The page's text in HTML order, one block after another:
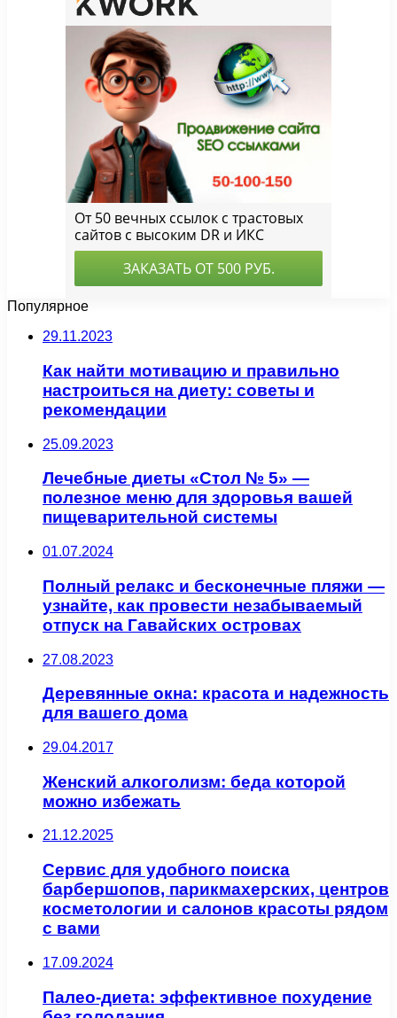
Популярное
29.11.2023
Как найти мотивацию и правильно
настроиться на диету: советы и
рекомендации
25.09.2023
Лечебные диеты «Стол № 5» —
полезное меню для здоровья вашей
пищеварительной системы
01.07.2024
Полный релакс и бесконечные пляжи —
узнайте, как провести незабываемый
отпуск на Гавайских островах
27.08.2023
Деревянные окна: красота и надежность
для вашего дома
29.04.2017
Женский алкоголизм: беда которой
можно избежать
21.12.2025
Сервис для удобного поиска
барбершопов, парикмахерских, центров
косметологии и салонов красоты рядом
с вами
17.09.2024
Палео-диета: эффективное похудение